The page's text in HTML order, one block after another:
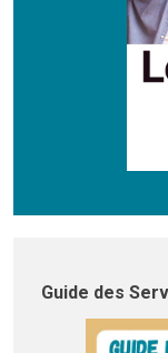
Guide des